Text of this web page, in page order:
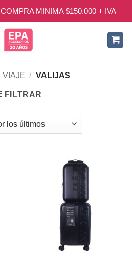
MINIMA $150.000 + IVA
VIAJE / VALIJAS
FILTRAR